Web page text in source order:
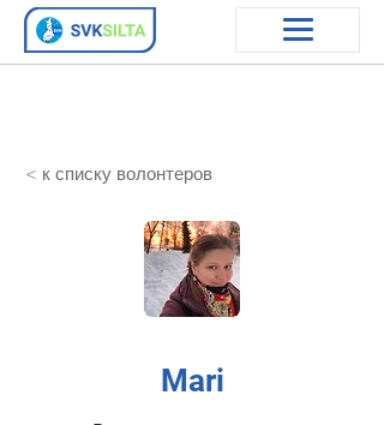
< к списку волонтеров
Mari